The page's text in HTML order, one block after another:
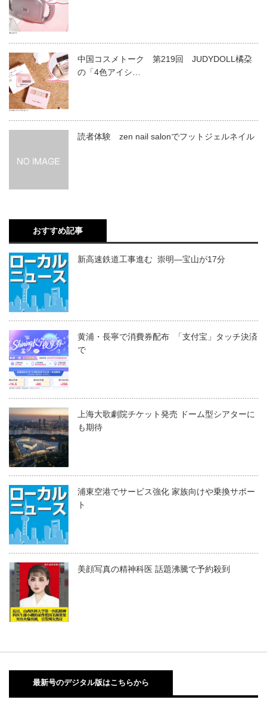
中国コスメトーク 第219回 JUDYDOLL橘朶
の「4色アイシ…
読者体験 zen nail salonでフットジェルネイル
おすすめ記事
新高速鉄道工事進む 崇明―宝山が17分
黄浦・長寧で消費券配布 「支付宝」タッチ決済
で
上海大歌劇院チケット発売 ドーム型シアターに
も期待
浦東空港でサービス強化 家族向けや乗換サポー
ト
美顔写真の精神科医 話題沸騰で予約殺到
最新号のデジタル版はこちらから